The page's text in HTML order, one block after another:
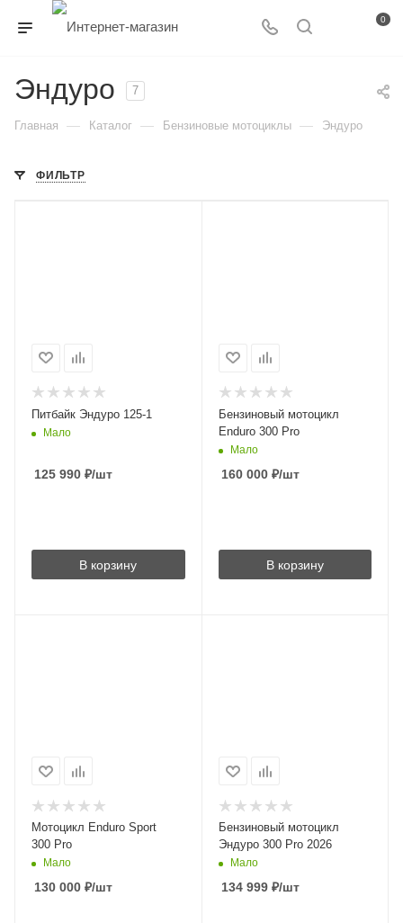
0
Эндуро 7
Главная — Каталог — Бензиновые мотоциклы — Эндуро
ФИЛЬТР
Питбайк Эндуро 125-1
Мало
125 990 ₽/шт
В корзину
Бензиновый мотоцикл
Enduro 300 Pro
Мало
160 000₽/шт
В корзину
Мотоцикл Enduro Sport
300 Pro
Мало
130 000 ₽/шт
Бензиновый мотоцикл
Эндуро 300 Pro 2026
Мало
134 999₽/шт